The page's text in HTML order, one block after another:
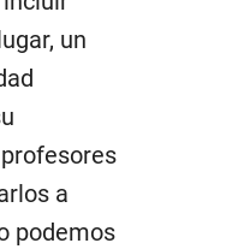
un
a
podemos